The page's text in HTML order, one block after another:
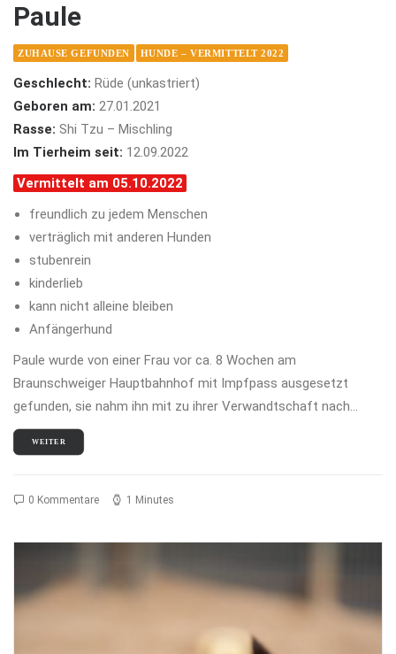
Paule
ZUHAUSE GEFUNDEN HUNDE – VERMITTELT 2022
Geschlecht: Rüde (unkastriert)
Geboren am: 27.01.2021
Rasse: Shi Tzu – Mischling
Im Tierheim seit: 12.09.2022
Vermittelt am 05.10.2022
freundlich zu jedem Menschen
verträglich mit anderen Hunden
stubenrein
kinderlieb
kann nicht alleine bleiben
Anfängerhund
Paule wurde von einer Frau vor ca. 8 Wochen am
Braunschweiger Hauptbahnhof mit Impfpass ausgesetzt
gefunden, sie nahm ihn mit zu ihrer Verwandtschaft nach…
WEITER
0 Kommentare 1 Minutes